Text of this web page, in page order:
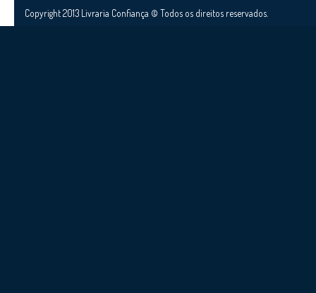
Copyright 2013 Livraria Confiança © Todos os direitos reservados.